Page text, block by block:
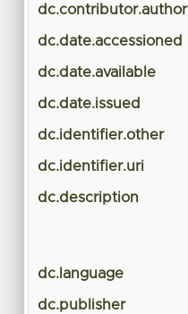
dc.contributor.author
dc.date.accessioned
dc.date.available
dc.date.issued
dc.identifier.other
dc.identifier.uri
dc.description
dc.language
dc.publisher